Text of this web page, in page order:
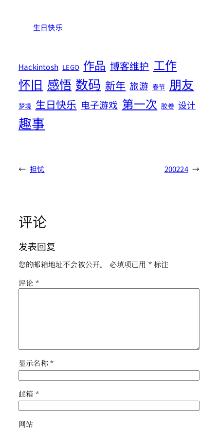
生日快乐
Hackintosh LEGO 作品 博客维护 工作
怀旧 感悟 数码 新年 旅游 春节 朋友
梦境 生日快乐 电子游戏 第一次 胶卷 设计
趣事
← 担忧 200224 →
评论
发表回复
您的邮箱地址不会被公开。 必填项已用 *标注
评论 *
显示名称*
邮箱 *
网站